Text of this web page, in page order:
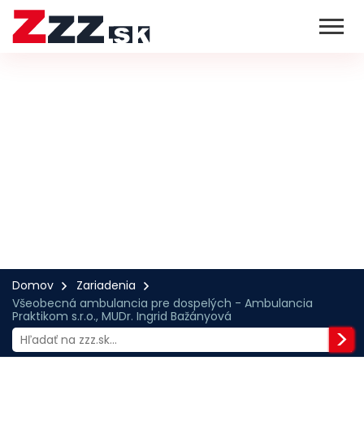
Domov
Zariadenia
Všeobecná ambulancia pre dospelých - Ambulancia
Praktikom s.r.o., MUDr. Ingrid Bažányová